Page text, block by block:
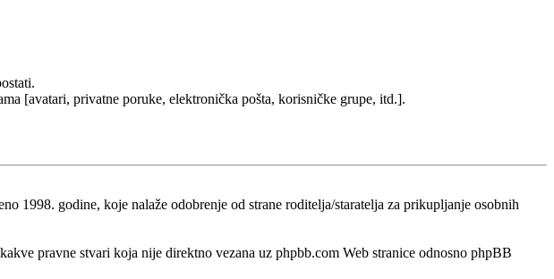
[avatari, privatne poruke, elektronička pošta, korisničke grupe, itd.].
godine, koje nalaže odobrenje od strane roditelja/staratelja za prikupljanje osobnih
pravne stvari koja nije direktno vezana uz phpbb.com Web stranice odnosno phpBB